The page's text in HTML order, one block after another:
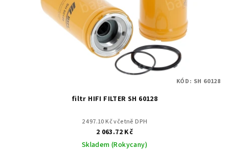
filtr HIFI FILTER SH 60128
2 497.10 Kč včetně DPH
2 063.72 Kč
Skladem (Rokycany)
KÓD: SH 60128